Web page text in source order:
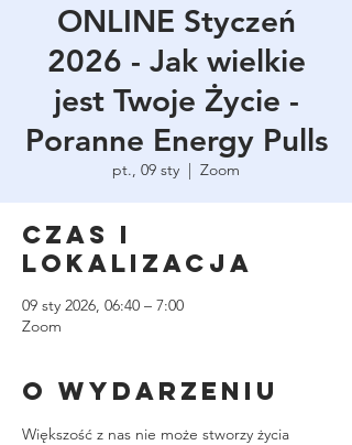
ONLINE Styczeń
2026 - Jak wielkie
jest Twoje Życie -
Poranne Energy Pulls
pt., 09 sty
  |
Zoom
Czas i
lokalizacja
09 sty 2026, 06:40 – 7:00
Zoom
O wydarzeniu
Większość z nas nie może stworzy życia